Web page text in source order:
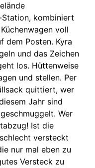
kombiniert
voll
dem Posten. Kyra
und das Zeichen
los. Hüttenweise
und stellen. Per
quittiert, wer
Jahr sind
Wer
Ist die
versteckt
nur mal eben zu
Versteck zu